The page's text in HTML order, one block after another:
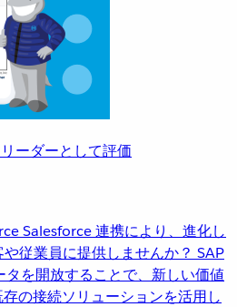
ーダーとして評価
Salesforce 連携により、進化し
従業員に提供しませんか？ SAP
を開放することで、新しい価値
存の接続ソリューションを活用し